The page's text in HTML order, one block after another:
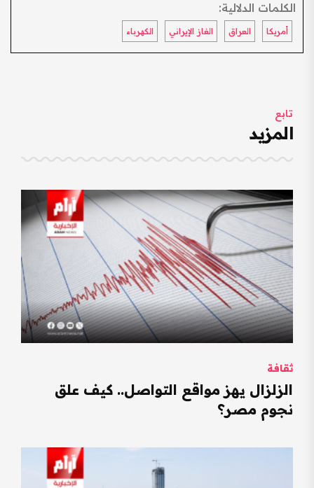
الكلمات الدلالية:
أمريكا العراق الغاز الإيراني الكهرباء
تابع
المزيد
ثقافة
الزلزال يهز مواقع التواصل.. كيف علق
نجوم مصر؟